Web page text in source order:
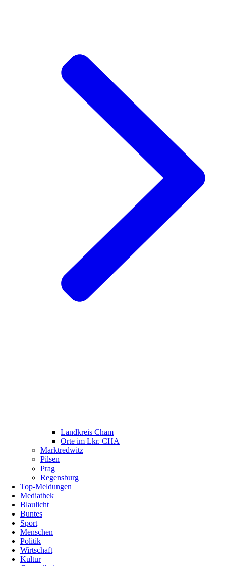
Landkreis Cham
Orte im Lkr. CHA
Marktredwitz
Pilsen
Prag
Regensburg
Top-Meldungen
Mediathek
Blaulicht
Buntes
Sport
Menschen
Politik
Wirtschaft
Kultur